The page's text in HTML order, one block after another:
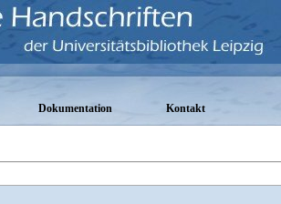
Dokumentation Kontakt